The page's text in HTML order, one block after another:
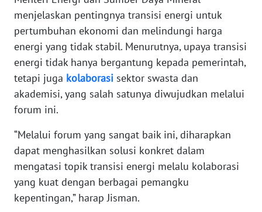
menjelaskan pentingnya transisi energi untuk
pertumbuhan ekonomi dan melindungi harga
energi yang tidak stabil. Menurutnya, upaya transisi
energi tidak hanya bergantung kepada pemerintah,
tetapi juga kolaborasi sektor swasta dan
akademisi, yang salah satunya diwujudkan melalui
forum ini.
“Melalui forum yang sangat baik ini, diharapkan
dapat menghasilkan solusi konkret dalam
mengatasi topik transisi energi melalu kolaborasi
yang kuat dengan berbagai pemangku
kepentingan,” harap Jisman.
WN
SULTRA
WN
NTB
WN
WN
SULBAR
BABEL